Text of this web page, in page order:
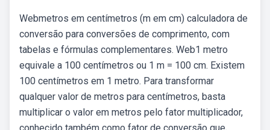
Webmetros em centímetros (m em cm) calculadora de
conversão para conversões de comprimento, com
tabelas e fórmulas complementares. Web1 metro
equivale a 100 centímetros ou 1 m = 100 cm. Existem
100 centímetros em 1 metro. Para transformar
qualquer valor de metros para centímetros, basta
multiplicar o valor em metros pelo fator multiplicador,